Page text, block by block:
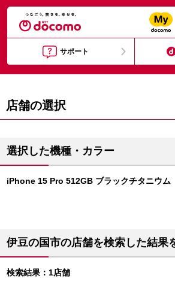
サポート
店舗の選択
選択した機種・カラー
iPhone 15 Pro 512GB ブラックチタニウム
伊豆の国市の店舗を検索した結果
検索結果：1店舗